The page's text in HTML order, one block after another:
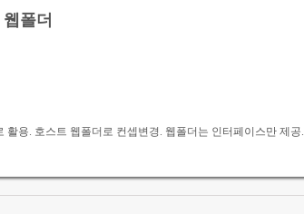
폴더
활용. 호스트 웹폴더로 컨셉변경. 웹폴더는 인터페이스만 제공.